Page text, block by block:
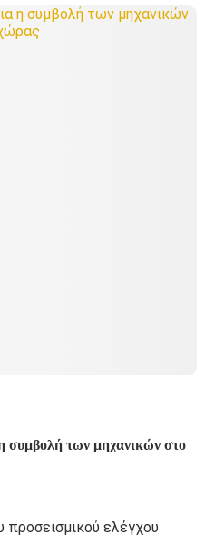
συμβολή των μηχανικών στο
προσεισμικού ελέγχου